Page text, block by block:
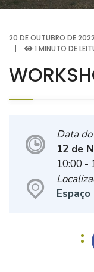
20 DE OUTUBRO DE 2022
|
1 MINUTO DE
Data
12 de
10:00 -